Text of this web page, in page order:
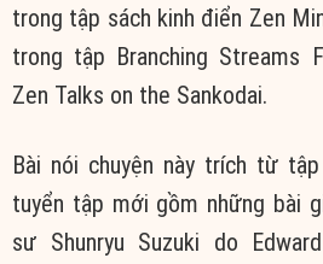
trong tập sách kinh điển Zen
trong tập Branching Streams
Zen Talks on the Sankodai.
Bài nói chuyện này trích từ
tuyển tập mới gồm những bài
sư Shunryu Suzuki do